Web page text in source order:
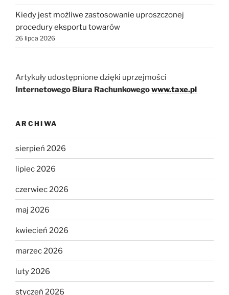
Kiedy jest możliwe zastosowanie uproszczonej
procedury eksportu towarów
26 lipca 2026
Artykuły udostępnione dzięki uprzejmości
Internetowego Biura Rachunkowegowww.taxe.pl
ARCHIWA
sierpień 2026
lipiec 2026
czerwiec 2026
maj 2026
kwiecień 2026
marzec 2026
luty 2026
styczeń 2026